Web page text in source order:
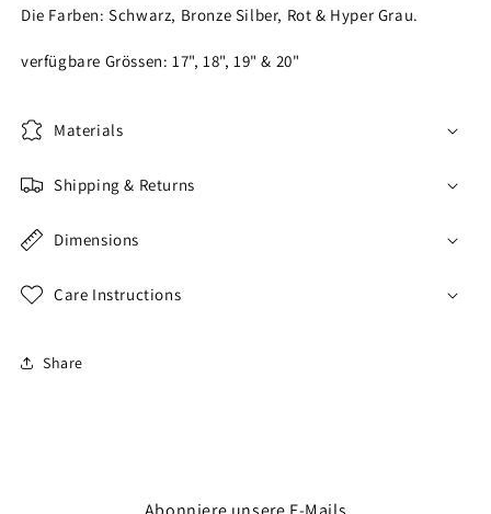
Die Farben: Schwarz, Bronze Silber, Rot & Hyper Grau.
verfügbare Grössen: 17", 18", 19" & 20"
Materials
Shipping & Returns
Dimensions
Care Instructions
Share